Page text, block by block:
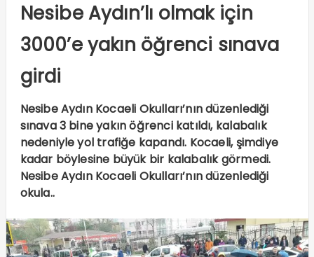
Nesibe Aydın’lı olmak için
3000’e yakın öğrenci sınava
girdi
Nesibe Aydın Kocaeli Okulları’nın düzenlediği
sınava 3 bine yakın öğrenci katıldı, kalabalık
nedeniyle yol trafiğe kapandı. Kocaeli, şimdiye
kadar böylesine büyük bir kalabalık görmedi.
Nesibe Aydın Kocaeli Okulları’nın düzenlediği
okula..